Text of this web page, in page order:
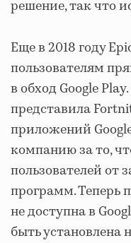
решение, так что
Еще в 2018 году
пользователям
в обход Google
представила
приложений
компанию за то,
пользователей от
программ. Теперь
не доступна в
быть установлена